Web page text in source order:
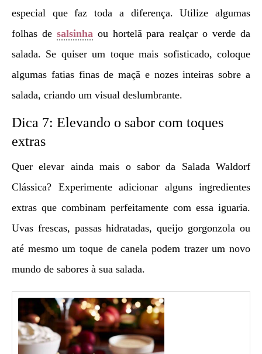
especial que faz toda a diferença. Utilize algumas
folhas de salsinha ou hortelã para realçar o verde da
salada. Se quiser um toque mais sofisticado, coloque
algumas fatias finas de maçã e nozes inteiras sobre a
salada, criando um visual deslumbrante.
Dica 7: Elevando o sabor com toques
extras
Quer elevar ainda mais o sabor da Salada Waldorf
Clássica? Experimente adicionar alguns ingredientes
extras que combinam perfeitamente com essa iguaria.
Uvas frescas, passas hidratadas, queijo gorgonzola ou
até mesmo um toque de canela podem trazer um novo
mundo de sabores à sua salada.